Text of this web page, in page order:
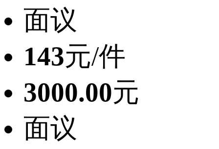
面议
143元/件
3000.00元
面议